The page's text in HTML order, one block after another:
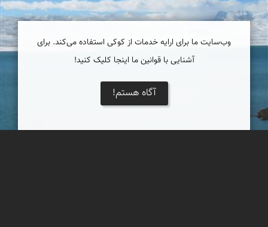
وب‌سایت ما برای ارایه خدمات از کوکی استفاده می‌کند. برای
آشنایی با قوانین ما اینجا کلیک کنید!
آگاه هستم!